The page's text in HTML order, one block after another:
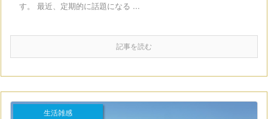
す。 最近、定期的に話題になる ...
記事を読む
生活雑感